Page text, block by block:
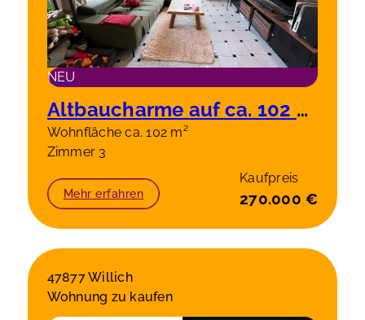
NEU
Altbaucharme auf ca. 102 m² – stilvolle 3-Zimmer-Wohnung in Solingen-Wald
Wohnfläche ca. 102 m²
Zimmer 3
Mehr erfahren
Kaufpreis
270.000 €
47877 Willich
Wohnung zu kaufen